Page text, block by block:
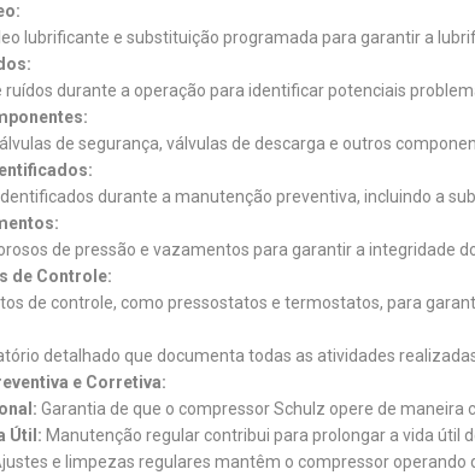
lubrificante e substituição programada para garantir a
ruídos durante a operação para identificar potenciais
de segurança, válvulas de descarga e outros
durante a manutenção preventiva, incluindo a
de pressão e vazamentos para garantir a integridade
de Controle:
de controle, como pressostatos e termostatos, para
detalhado que documenta todas as atividades
e Corretiva:
Garantia de que o compressor Schulz opere de maneira
Útil: Manutenção regular contribui para prolongar a vida útil
e limpezas regulares mantêm o compressor operando